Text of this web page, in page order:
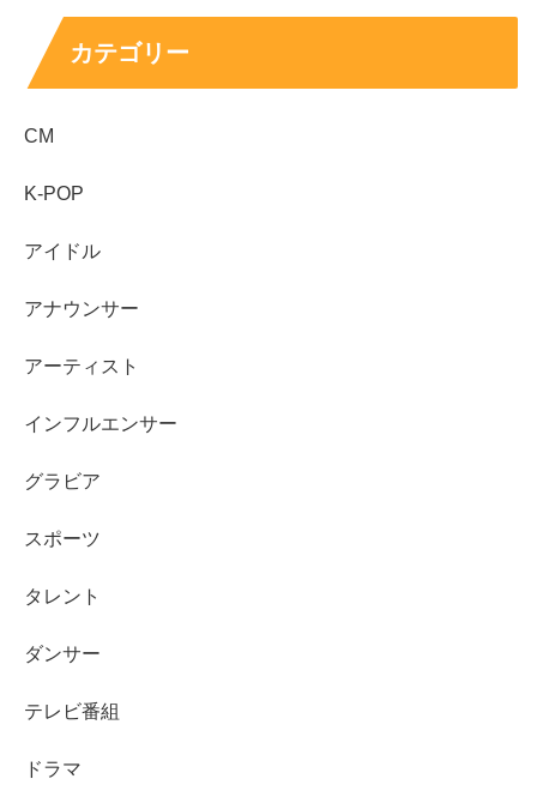
加藤柚凪から永瀬ゆずな
変更」として発表されています。
公式表現が「芸名」なので、
プロフィールは、生年月日が2015年6月13日、身長
141cm、所属はアットプロダクションです。
のトラコ」中村知恵役などが知られています。
CMは第一生命保険、ライオン、東武鉄道など
つきの出演歴
カテゴリー
CM
K-POP
アイドル
アナウンサー
アーティスト
インフルエンサー
グラビア
スポーツ
タレント
ダンサー
テレビ番組
ドラマ